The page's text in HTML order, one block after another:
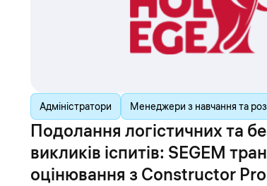
Адміністратори Менеджери з навчання та
Подолання логістичних та
викликів іспитів: SEGEM
оцінювання з Constructor